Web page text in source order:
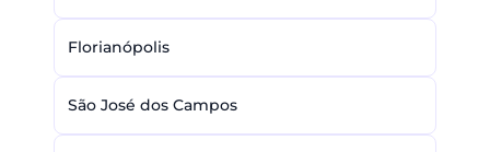
Florianópolis
São José dos Campos